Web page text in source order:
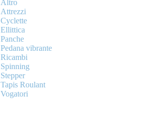
Altro
Attrezzi
Cyclette
Ellittica
Panche
Pedana vibrante
Ricambi
Spinning
Stepper
Tapis Roulant
Vogatori